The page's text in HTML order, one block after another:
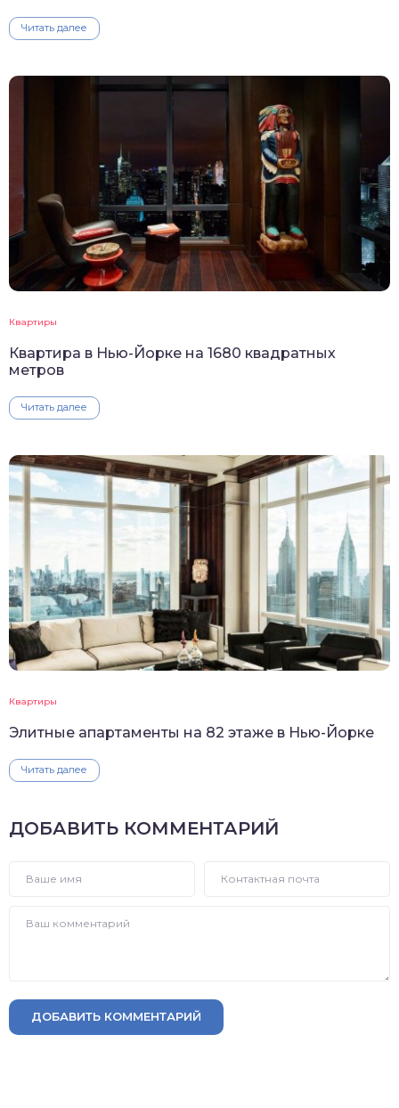
Читать далее
Квартиры
Квартира в Нью-Йорке на 1680 квадратных
метров
Читать далее
Квартиры
Элитные апартаменты на 82 этаже в Нью-Йорке
Читать далее
ДОБАВИТЬ КОММЕНТАРИЙ
ДОБАВИТЬ КОММЕНТАРИЙ